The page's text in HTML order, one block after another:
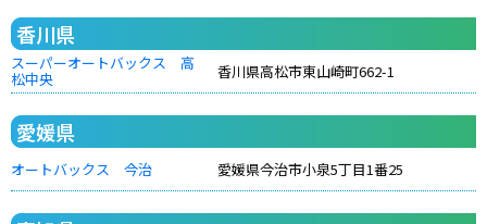
香川県
スーパーオートバックス 高
松中央 香川県高松市東山崎町662-1
愛媛県
オートバックス 今治 愛媛県今治市小泉5丁目1番25